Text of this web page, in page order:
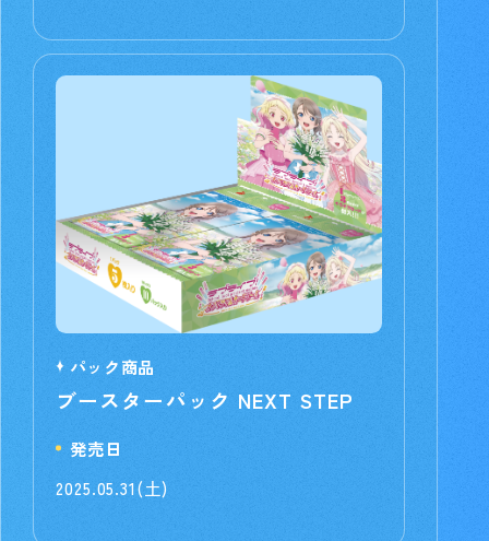
パック商品
ブースターパック NEXT STEP
発売日
2025.05.31(土)